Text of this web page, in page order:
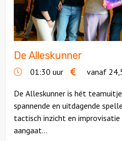
Sportieve
De Alleskunner
01:30 uur vanaf
De Alleskunner is hét
spannende en uitdagende
tactisch inzicht en
aangaat...